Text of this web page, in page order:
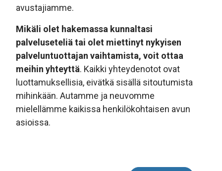
avustajiamme.
Mikäli olet hakemassa kunnaltasi
palveluseteliä tai olet miettinyt nykyisen
palveluntuottajan vaihtamista, voit ottaa
meihin yhteyttä. Kaikki yhteydenotot ovat
luottamuksellisia, eivätkä sisällä sitoutumista
mihinkään. Autamme ja neuvomme
mielellämme kaikissa henkilökohtaisen avun
asioissa.